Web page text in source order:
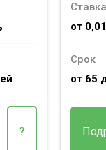
?
Ставка
от
Срок
от 65